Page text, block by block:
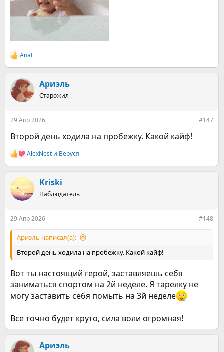
Р
е
к
ц
и
Anat
Ариэль
Старожил
29 Апр 2026 #147
Второй день ходила на пробежку. Какой кайф!
Р
е
к
ц
и
AlexNest и Веруся
Kriski
Наблюдатель
29 Апр 2026 #148
Ариэль написал(а):
Второй день ходила на пробежку. Какой кайф!
Вот ты настоящий герой, заставляешь себя
заниматься спортом на 2й неделе. Я тарелку не
могу заставить себя помыть на 3й неделе
Все точно будет круто, сила воли огромная!
Ариэль